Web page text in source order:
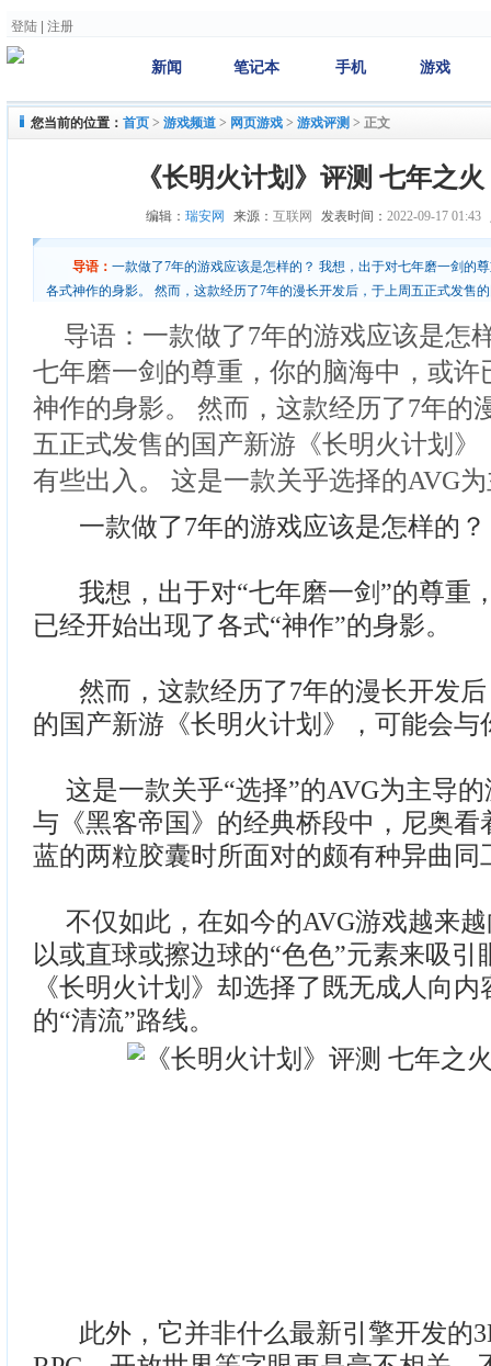
登陆 注册
新闻 笔记本 手机 游戏
您当前的位置： 首页 > 游戏频道 > 网页游戏 > 游戏评测 > 正文
《长明火计划》评测 七年之
编辑： 瑞安网 来源： 互联网 发表时间： 2022-09-17 01:43
导语： 一款做了7年的游戏应该是怎样的？ 我想，出于对七年磨一剑的
各式神作的身影。 然而，这款经历了7年的漫长开发后，于上周五正式发售
导语：一款做了7年的游戏应该是怎
七年磨一剑的尊重，你的脑海中，或许
神作的身影。 然而，这款经历了7年的
五正式发售的国产新游《长明火计划》
有些出入。 这是一款关乎选择的AVG
一款做了7年的游戏应该是怎样的？
我想，出于对“七年磨一剑”的尊重
已经开始出现了各式“神作”的身影。
然而，这款经历了7年的漫长开发后
的国产新游《长明火计划》，可能会与
这是一款关乎“选择”的AVG为主导的
与《黑客帝国》的经典桥段中，尼奥看
蓝的两粒胶囊时所面对的颇有种异曲同
不仅如此，在如今的AVG游戏越来越
以或直球或擦边球的“色色”元素来吸引
《长明火计划》却选择了既无成人向
的“清流”路线。
此外，它并非什么最新引擎开发的